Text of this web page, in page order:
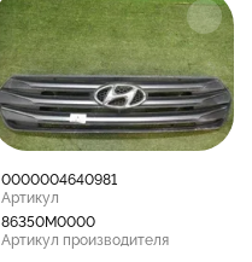
0000004640981
Артикул
86350M0000
Артикул производителя